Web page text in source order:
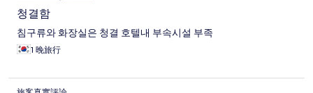
청결함
침구류와 화장실은 청결 호텔내 부속시설 부족
1 晚旅行